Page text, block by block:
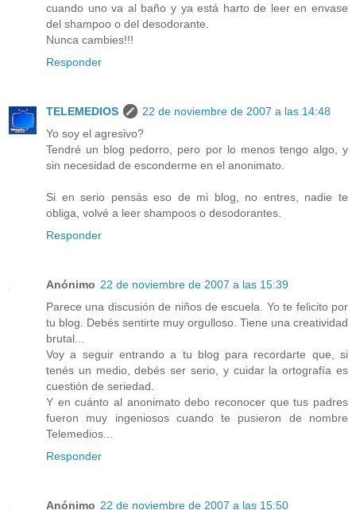
cuando uno va al baño y ya está harto de leer en envase
del shampoo o del desodorante.
Nunca cambies!!!
Responder
TELEMEDIOS
22 de noviembre de 2007 a las 14:48
Yo soy el agresivo?
Tendré un blog pedorro, pero por lo menos tengo algo, y
sin necesidad de esconderme en el anonimato.
Si en serio pensás eso de mi blog, no entres, nadie te
obliga, volvé a leer shampoos o desodorantes.
Responder
Anónimo 22 de noviembre de 2007 a las 15:39
Parece una discusión de niños de escuela. Yo te felicito por
tu blog. Debés sentirte muy orgulloso. Tiene una creatividad
brutal...
Voy a seguir entrando a tu blog para recordarte que, si
tenés un medio, debés ser serio, y cuidar la ortografía es
cuestión de seriedad.
Y en cuánto al anonimato debo reconocer que tus padres
fueron muy ingeniosos cuando te pusieron de nombre
Telemedios...
Responder
Anónimo 22 de noviembre de 2007 a las 15:50